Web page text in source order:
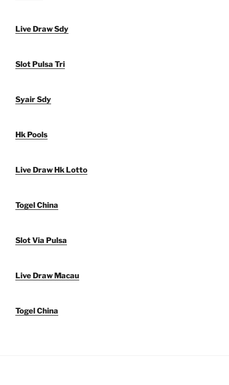
Live Draw Sdy
Slot Pulsa Tri
Syair Sdy
Hk Pools
Live Draw Hk Lotto
Togel China
Slot Via Pulsa
Live Draw Macau
Togel China